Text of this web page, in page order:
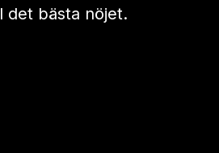
det bästa nöjet.